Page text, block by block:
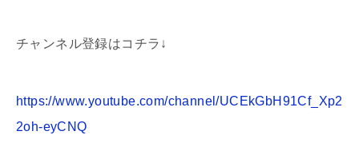
チャンネル登録はコチラ↓
https://www.youtube.com/channel/UCEkGbH91Cf_Xp2
2oh-eyCNQ